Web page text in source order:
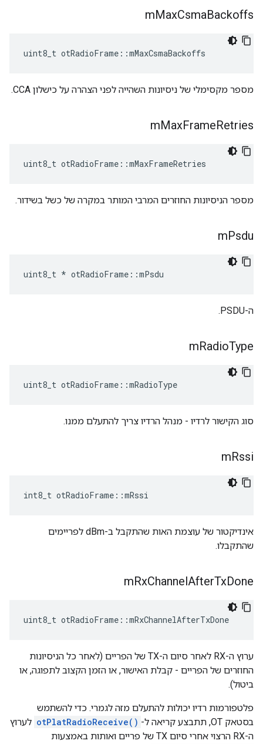
mMaxCsmaBackoffs
uint8_t otRadioFrame ::mMaxCsmaBackoffs
מספר מקסימלי של ניסיונות השהייה לפני הצהרה על כישלון CCA.
mMaxFrameRetries
uint8_t otRadioFrame ::mMaxFrameRetries
מספר הניסיונות החוזרים המרבי המותר במקרה של כשל בשידור.
mPsdu
uint8_t * otRadioFrame ::mPsdu
ה-PSDU.
mRadioType
uint8_t otRadioFrame ::mRadioType
סוג הקישור לרדיו - מנהל הרדיו צריך להתעלם ממנו.
mRssi
int8_t otRadioFrame ::mRssi
אינדיקטור של עוצמת האות שהתקבל ב-dBm לפריימים
שהתקבלו.
mRxChannelAfterTxDone
uint8_t otRadioFrame ::mRxChannelAfterTxDone
ערוץ ה-RX לאחר סיום ה-TX של הפריים (לאחר כל הניסיונות
החוזרים של הפריים - קבלת האישור, או הזמן הקצוב לתפוגה, או
ביטול).
פלטפורמות רדיו יכולות להתעלם מזה לגמרי. כדי להשתמש
בסטאק OT, תתבצע קריאה ל-
otPlatRadioReceive() לערוץ
ה-RX הרצוי אחרי סיום TX של פריים ואותות באמצעות